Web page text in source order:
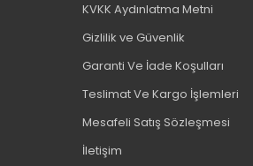
KVKK Aydınlatma Metni
Gizlilik ve Güvenlik
Garanti Ve İade Koşulları
Teslimat Ve Kargo İşlemleri
Mesafeli Satış Sözleşmesi
İletişim